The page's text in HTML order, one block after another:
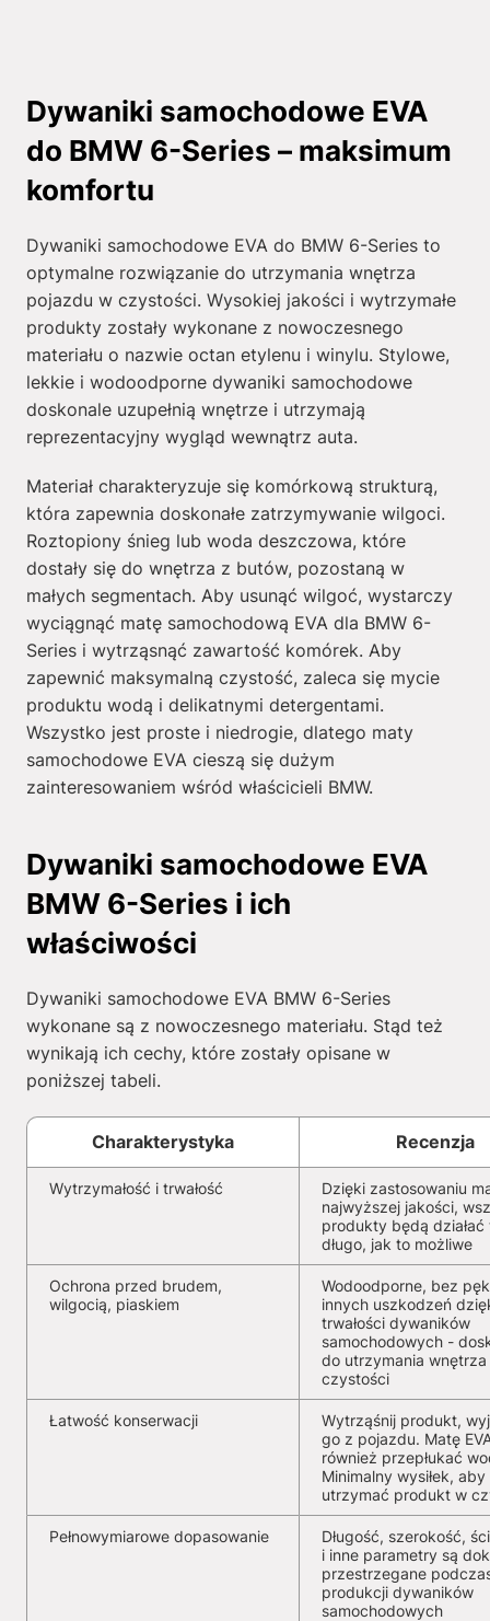
Dywaniki samochodowe EVA
do BMW 6-Series – maksimum
komfortu
Dywaniki samochodowe EVA do BMW 6-Series to
optymalne rozwiązanie do utrzymania wnętrza
pojazdu w czystości. Wysokiej jakości i wytrzymałe
produkty zostały wykonane z nowoczesnego
materiału o nazwie octan etylenu i winylu. Stylowe,
lekkie i wodoodporne dywaniki samochodowe
doskonale uzupełnią wnętrze i utrzymają
reprezentacyjny wygląd wewnątrz auta.
Materiał charakteryzuje się komórkową strukturą,
która zapewnia doskonałe zatrzymywanie wilgoci.
Roztopiony śnieg lub woda deszczowa, które
dostały się do wnętrza z butów, pozostaną w
małych segmentach. Aby usunąć wilgoć, wystarczy
wyciągnąć matę samochodową EVA dla BMW 6-
Series i wytrząsnąć zawartość komórek. Aby
zapewnić maksymalną czystość, zaleca się mycie
produktu wodą i delikatnymi detergentami.
Wszystko jest proste i niedrogie, dlatego maty
samochodowe EVA cieszą się dużym
zainteresowaniem wśród właścicieli BMW.
Dywaniki samochodowe EVA
BMW 6-Series i ich
właściwości
Dywaniki samochodowe EVA BMW 6-Series
wykonane są z nowoczesnego materiału. Stąd też
wynikają ich cechy, które zostały opisane w
poniższej tabeli.
Charakterystyka Recenzja
Wytrzymałość i trwałość
Dzięki zastosowaniu
najwyższej jakości,
produkty będą działać
długo, jak to możliwe
Ochrona przed brudem,
wilgocią, piaskiem
Wodoodporne, bez
innych uszkodzeń
trwałości dywaników
samochodowych -
do utrzymania wnętrza
czystości
Łatwość konserwacji
Wytrząśnij produkt,
go z pojazdu. Matę
również przepłukać
Minimalny wysiłek, aby
utrzymać produkt w
Pełnowymiarowe dopasowanie
Długość, szerokość,
i inne parametry są
przestrzegane
produkcji dywaników
samochodowych